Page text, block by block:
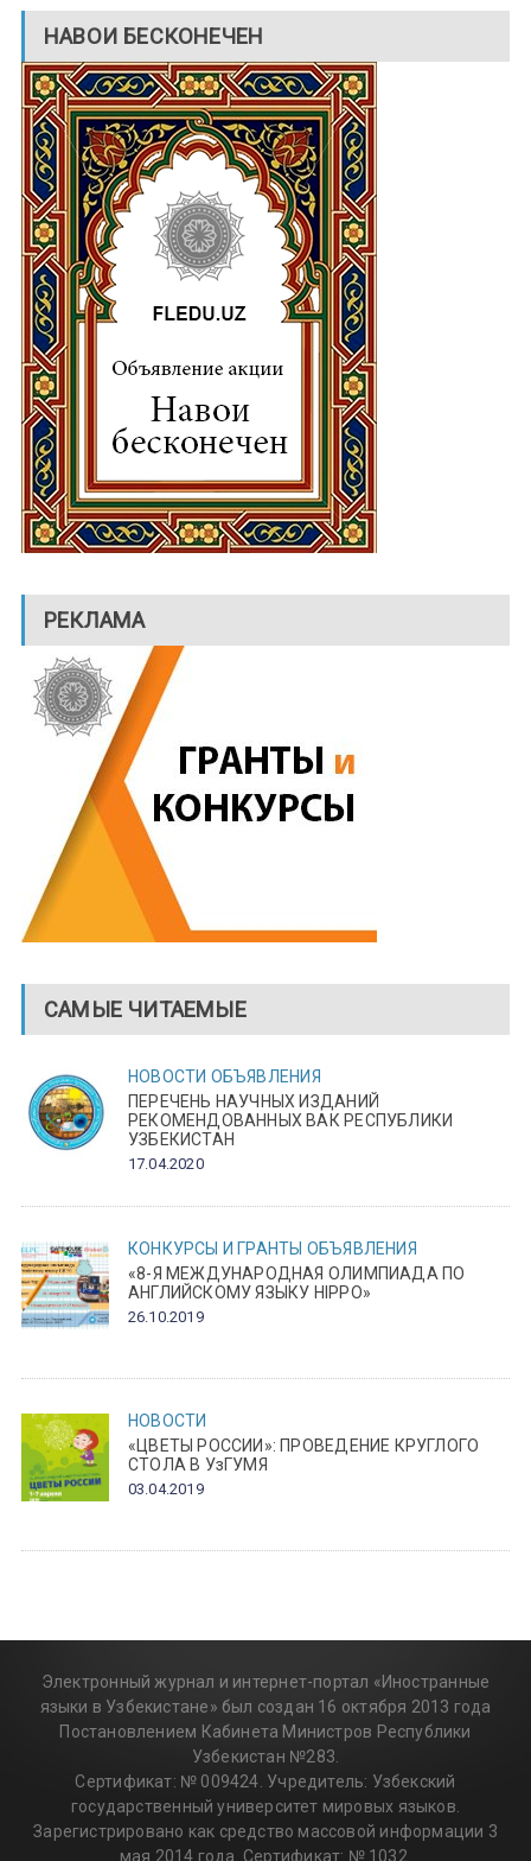
НАВОИ БЕСКОНЕЧЕН
РЕКЛАМА
САМЫЕ ЧИТАЕМЫЕ
НОВОСТИ ОБЪЯВЛЕНИЯ
ПЕРЕЧЕНЬ НАУЧНЫХ ИЗДАНИЙ
РЕКОМЕНДОВАННЫХ ВАК РЕСПУБЛИКИ
УЗБЕКИСТАН
17.04.2020
КОНКУРСЫ И ГРАНТЫ ОБЪЯВЛЕНИЯ
«8-Я МЕЖДУНАРОДНАЯ ОЛИМПИАДА ПО
АНГЛИЙСКОМУ ЯЗЫКУ HIPPO»
26.10.2019
НОВОСТИ
«ЦВЕТЫ РОССИИ»: ПРОВЕДЕНИЕ КРУГЛОГО
СТОЛА В УзГУМЯ
03.04.2019
Электронный журнал и интернет-портал «Иностранные
языки в Узбекистане» был создан 16 октября 2013 года
Постановлением Кабинета Министров Республики
Узбекистан №283.
Сертификат: № 009424. Учредитель: Узбекский
государственный университет мировых языков.
Зарегистрировано как средство массовой информации 3
мая 2014 года. Сертификат: № 1032.